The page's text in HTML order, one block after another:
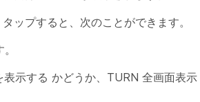
ップすると、次のことができます。
表示する かどうか、TURN 全画面表示